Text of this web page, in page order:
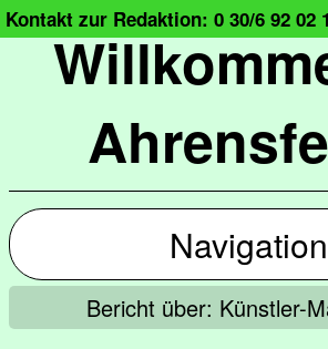
Kontakt zur Redaktion: 0 30/6 92 02
Navigation
Bericht über: Künstler-